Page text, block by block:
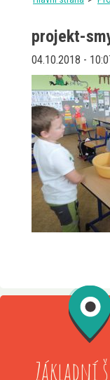
projekt-
04.10.2018 -
Základní